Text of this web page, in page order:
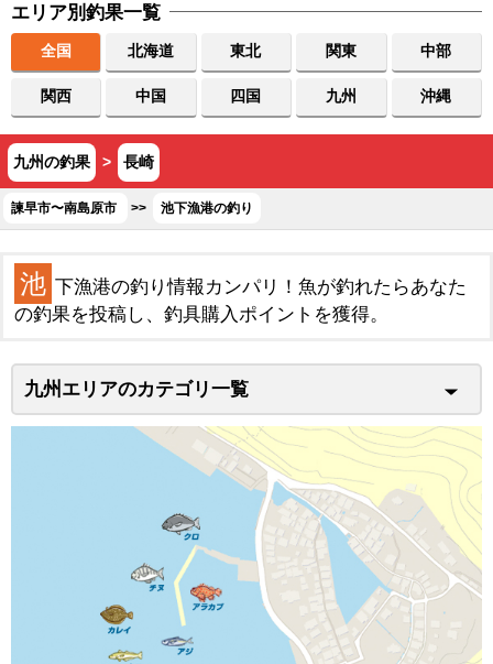
エリア別釣果一覧
全国 北海道 東北 関東 中部
関西 中国 四国 九州 沖縄
九州の釣果 > 長崎
諫早市〜南島原市 >> 池下漁港の釣り
池 下漁港の釣り情報カンパリ！魚が釣れたらあなた
の釣果を投稿し、釣具購入ポイントを獲得。
九州エリアのカテゴリ一覧